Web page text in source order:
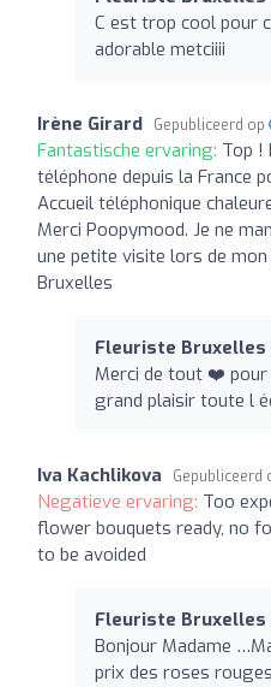
C est trop cool pour
adorable metciiii
Irène Girard Gepubliceerd op
Fantastische ervaring: Top !
téléphone depuis la France
Accueil téléphonique
Merci Poopymood. Je ne
une petite visite lors de
Bruxelles
Fleuriste Bruxelles
Merci de tout ❤️ pour
grand plaisir toute l
Iva Kachlikova Gepubliceerd
Negatieve ervaring: Too
flower bouquets ready, no
to be avoided
Fleuriste Bruxelles
Bonjour Madame
prix des roses